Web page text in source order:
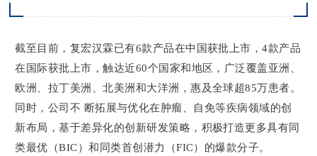
截至目前，复宏汉霖已有6款产品在中国获批上市，4款产品
在国际获批上市，触达近60个国家和地区，广泛覆盖亚洲、
欧洲、拉丁美洲、北美洲和大洋洲，惠及全球超85万患者。
同时，公司不断拓展与优化在肿瘤、自免等疾病领域的创
新布局，基于差异化的创新研发策略，积极打造更多具有同
类最优（BIC）和同类首创潜力（FIC）的爆款分子。